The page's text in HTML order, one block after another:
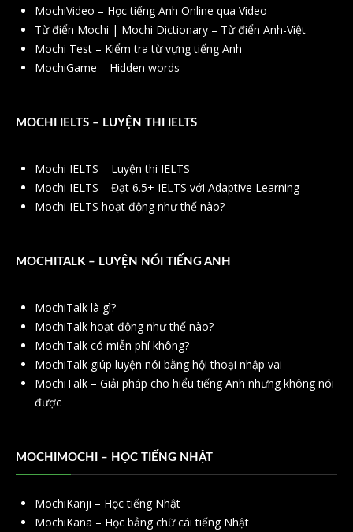
MochiVideo – Học tiếng Anh Online qua Video
Từ điển Mochi | Mochi Dictionary – Từ điển Anh-Việt
Mochi Test – Kiểm tra từ vựng tiếng Anh
MochiGame – Hidden words
MOCHI IELTS – LUYỆN THI IELTS
Mochi IELTS – Luyện thi IELTS
Mochi IELTS – Đạt 6.5+ IELTS với Adaptive Learning
Mochi IELTS hoạt động như thế nào?
MOCHITALK – LUYỆN NÓI TIẾNG ANH
MochiTalk là gì?
MochiTalk hoạt động như thế nào?
MochiTalk có miễn phí không?
MochiTalk giúp luyện nói bằng hội thoại nhập vai
MochiTalk – Giải pháp cho hiểu tiếng Anh nhưng không nói
được
MOCHIMOCHI – HỌC TIẾNG NHẬT
MochiKanji – Học tiếng Nhật
MochiKana – Học bảng chữ cái tiếng Nhật